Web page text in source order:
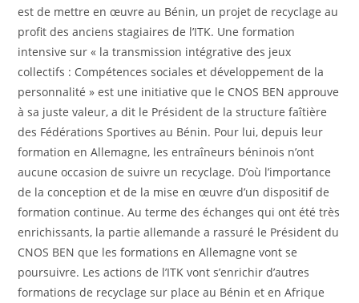
est de mettre en œuvre au Bénin, un projet de recyclage au
profit des anciens stagiaires de l’ITK. Une formation
intensive sur « la transmission intégrative des jeux
collectifs : Compétences sociales et développement de la
personnalité » est une initiative que le CNOS BEN approuve
à sa juste valeur, a dit le Président de la structure faîtière
des Fédérations Sportives au Bénin. Pour lui, depuis leur
formation en Allemagne, les entraîneurs béninois n’ont
aucune occasion de suivre un recyclage. D’où l’importance
de la conception et de la mise en œuvre d’un dispositif de
formation continue. Au terme des échanges qui ont été très
enrichissants, la partie allemande a rassuré le Président du
CNOS BEN que les formations en Allemagne vont se
poursuivre. Les actions de l’ITK vont s’enrichir d’autres
formations de recyclage sur place au Bénin et en Afrique